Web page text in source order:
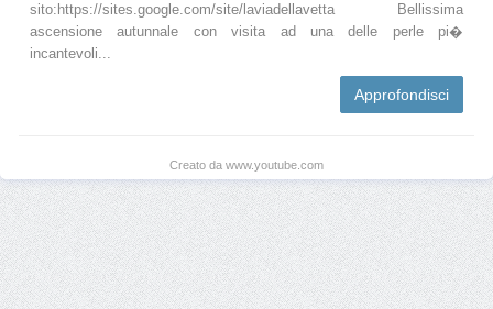
sito:https://sites.google.com/site/laviadellavetta Bellissima
ascensione autunnale con visita ad una delle perle pi�
incantevoli...
Approfondisci
Creato da www.youtube.com